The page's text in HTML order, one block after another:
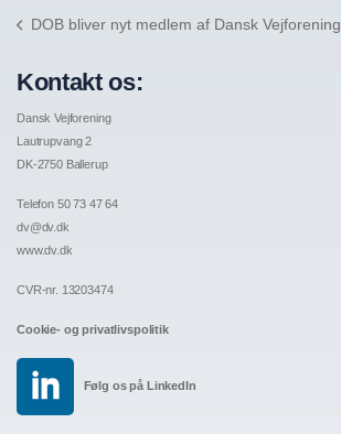
DOB bliver nyt medlem af Dansk Vejforening
Kontakt os:
Dansk Vejforening
Lautrupvang 2
DK-2750 Ballerup
Telefon 50 73 47 64
dv@dv.dk
www.dv.dk
CVR-nr. 13203474
Cookie- og privatlivspolitik
Følg os på LinkedIn